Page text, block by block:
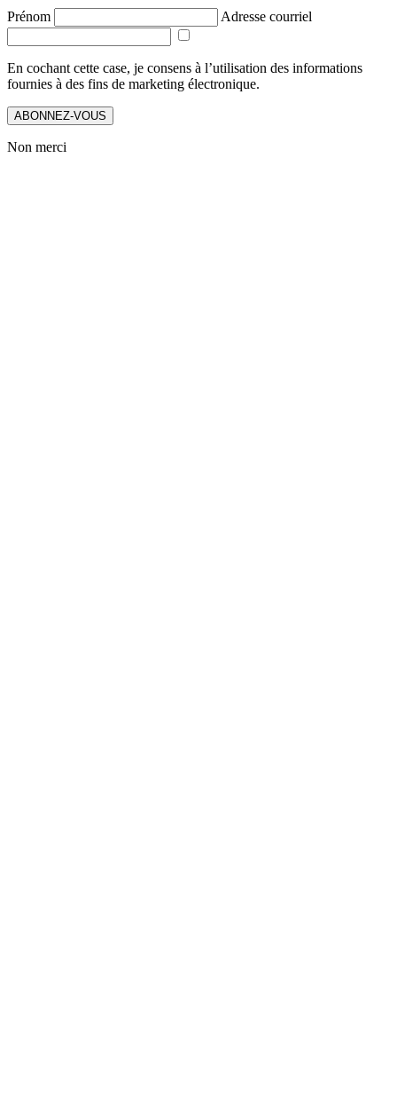
Prénom Adresse courriel
En cochant cette case, je consens à l’utilisation des informations
fournies à des fins de marketing électronique.
ABONNEZ-VOUS
Non merci